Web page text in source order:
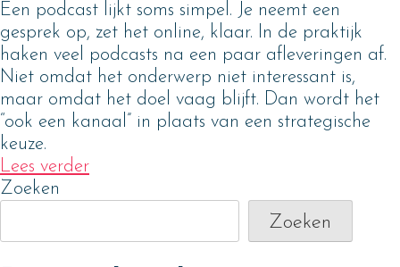
Een podcast lijkt soms simpel. Je neemt een
gesprek op, zet het online, klaar. In de praktijk
haken veel podcasts na een paar afleveringen af.
Niet omdat het onderwerp niet interessant is,
maar omdat het doel vaag blijft. Dan wordt het
“ook een kanaal” in plaats van een strategische
keuze.
Lees verder
Zoeken
Zoeken